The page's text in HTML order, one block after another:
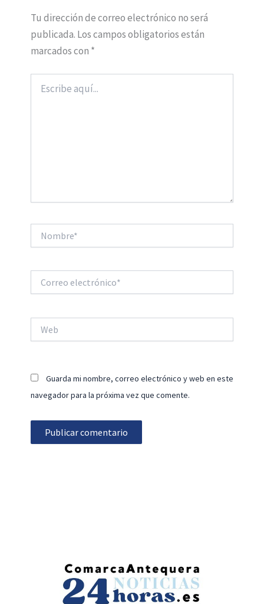
Tu dirección de correo electrónico no será
publicada. Los campos obligatorios están
marcados con *
aquí...
electrónico*
Guarda mi nombre, correo electrónico y web en este
navegador para la próxima vez que comente.